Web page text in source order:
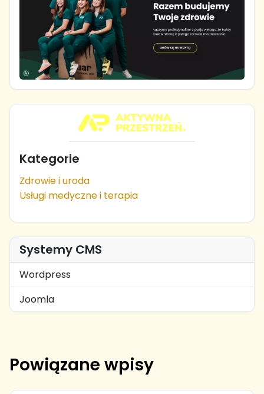
Kategorie
Zdrowie i uroda
Usługi medyczne i terapia
Systemy CMS
Wordpress
Joomla
Powiązane wpisy